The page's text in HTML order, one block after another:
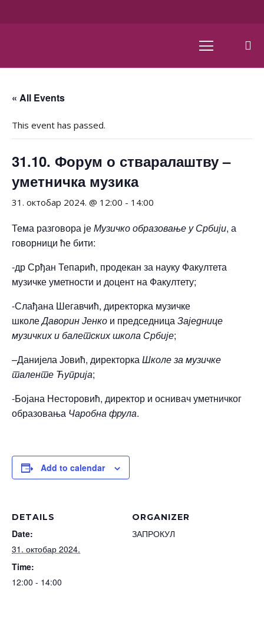
« All Events
This event has passed.
31.10. Форум о стваралаштву –
уметничка музика
31. октобар 2024. @ 12:00 - 14:00
Тема разговора јеМузичко образовање у Србији, а
говорници ће бити:
-др Срђан Тепарић, продекан за науку Факултета
музичке уметности и доцент на Факултету;
-Слађана Шегавчић, директорка музичке
школеДаворин Јенко и председницаЗаједнице
музичких и балетских школа Србије;
–Данијела Јовић, директоркаШколе за музичке
таленте Ћуприја;
-Бојана Несторовић, директор и оснивач уметничког
образовања Чаробна фрула.
Add to calendar
DETAILS
Date:
31. октобар 2024.
Time:
12:00 - 14:00
ORGANIZER
ЗАПРОКУЛ